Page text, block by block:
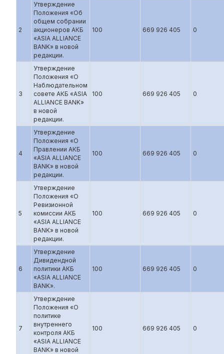
2
Утверждение
Положения «Об
общем собрании
акционеров АКБ
«ASIA ALLIANCE
BANK» в новой
редакции.
100 669 926 405 0
3
Утверждение
Положения «О
Наблюдательном
совете АКБ «ASIA
ALLIANCE BANK»
в новой
редакции.
100 669 926 405 0
4
Утверждение
Положения «О
Правлении АКБ
«ASIA ALLIANCE
BANK» в новой
редакции.
100 669 926 405 0
5
Утверждение
Положения «О
Ревизионной
комиссии АКБ
«ASIA ALLIANCE
BANK» в новой
редакции.
100 669 926 405 0
6
Утверждение
Дивидендной
политики АКБ
«ASIA ALLIANCE
BANK».
100 669 926 405 0
7
Утверждение
Положения «О
политике
внутреннего
контроля АКБ
«ASIA ALLIANCE
BANK» в новой
100 669 926 405 0